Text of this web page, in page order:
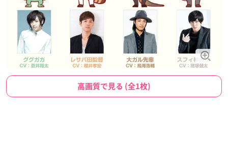
高画質で見る (全1枚)